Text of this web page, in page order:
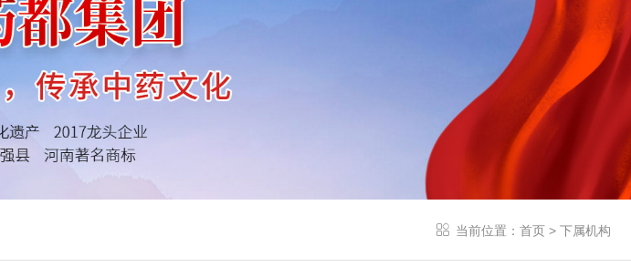
当前位置： 首页 > 下属机构